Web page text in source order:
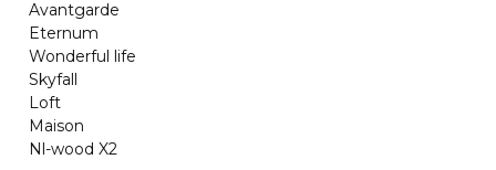
Avantgarde
Eternum
Wonderful life
Skyfall
Loft
Maison
Nl-wood X2